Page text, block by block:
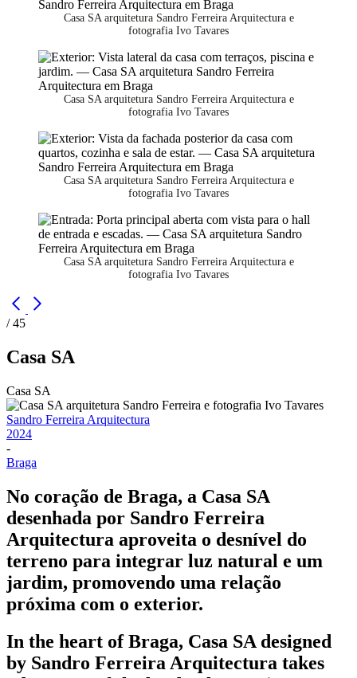
Casa SA arquitetura Sandro Ferreira Arquitectura e
fotografia Ivo Tavares
Casa SA arquitetura Sandro Ferreira Arquitectura e
fotografia Ivo Tavares
Casa SA arquitetura Sandro Ferreira Arquitectura e
fotografia Ivo Tavares
Casa SA arquitetura Sandro Ferreira Arquitectura e
fotografia Ivo Tavares
/ 45
Casa SA
Casa SA
Sandro Ferreira Arquitectura
2024
-
Braga
No coração de Braga, a Casa SA
desenhada por Sandro Ferreira
Arquitectura aproveita o desnível do
terreno para integrar luz natural e um
jardim, promovendo uma relação
próxima com o exterior.
In the heart of Braga, Casa SA designed
by Sandro Ferreira Arquitectura takes